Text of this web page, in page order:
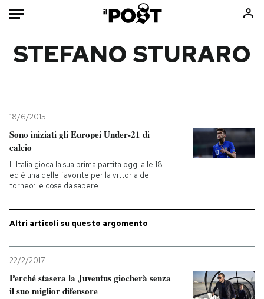
Mondo
Politica
Internet
Scienza
Economia
Consumismi
Ok Boomer!
PODCAST
STEFANO STURARO
18/6/2015
Sono iniziati gli Europei Under-21 di
calcio
L'Italia gioca la sua prima partita oggi alle 18
ed è una delle favorite per la vittoria del
torneo: le cose da sapere
Altri articoli su questo argomento
22/2/2017
Perché stasera la Juventus giocherà senza
il suo miglior difensore